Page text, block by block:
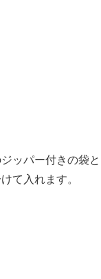
ッパー付きの袋と
て入れます。